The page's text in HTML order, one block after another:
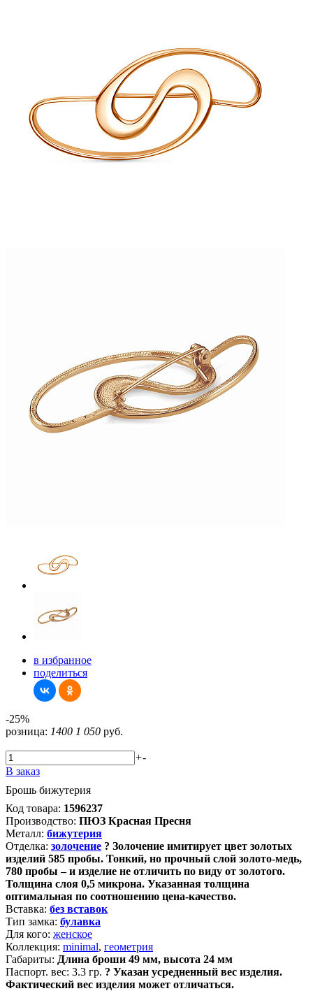
в избранное
поделиться
-25%
розница: 1400 1 050 руб.
+-
В заказ
Брошь бижутерия
Код товара: 1596237
Производство: ПЮЗ Красная Пресня
Металл: бижутерия
Отделка: золочение ? Золочение имитирует цвет золотых
изделий 585 пробы. Тонкий, но прочный слой золото-медь,
780 пробы – и изделие не отличить по виду от золотого.
Толщина слоя 0,5 микрона. Указанная толщина
оптимальная по соотношению цена-качество.
Вставка: без вставок
Тип замка: булавка
Для кого: женское
Коллекция: minimal, геометрия
Габариты: Длина броши 49 мм, высота 24 мм
Паспорт. вес: 3.3 гр. ? Указан усредненный вес изделия.
Фактический вес изделия может отличаться.